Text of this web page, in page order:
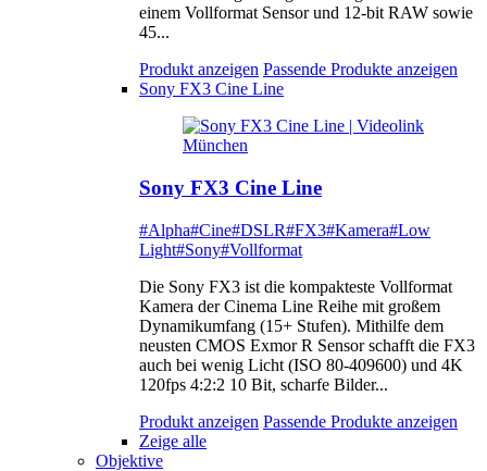
einem Vollformat Sensor und 12-bit RAW sowie
45...
Produkt anzeigen Passende Produkte anzeigen
Sony FX3 Cine Line
Sony FX3 Cine Line
#Alpha#Cine#DSLR#FX3#Kamera#Low
Light#Sony#Vollformat
Die Sony FX3 ist die kompakteste Vollformat
Kamera der Cinema Line Reihe mit großem
Dynamikumfang (15+ Stufen). Mithilfe dem
neusten CMOS Exmor R Sensor schafft die FX3
auch bei wenig Licht (ISO 80-409600) und 4K
120fps 4:2:2 10 Bit, scharfe Bilder...
Produkt anzeigen Passende Produkte anzeigen
Zeige alle
Objektive